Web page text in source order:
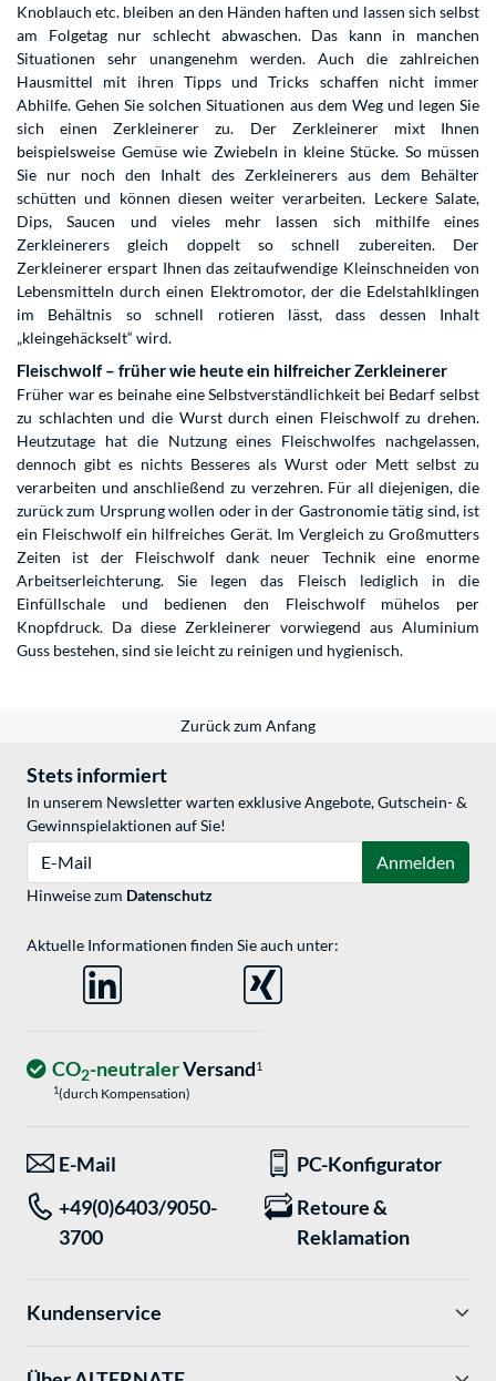
Knoblauch etc. bleiben an den Händen haften und lassen sich selbst
am Folgetag nur schlecht abwaschen. Das kann in manchen
Situationen sehr unangenehm werden. Auch die zahlreichen
Hausmittel mit ihren Tipps und Tricks schaffen nicht immer
Abhilfe. Gehen Sie solchen Situationen aus dem Weg und legen Sie
sich einen Zerkleinerer zu. Der Zerkleinerer mixt Ihnen
beispielsweise Gemüse wie Zwiebeln in kleine Stücke. So müssen
Sie nur noch den Inhalt des Zerkleinerers aus dem Behälter
schütten und können diesen weiter verarbeiten. Leckere Salate,
Dips, Saucen und vieles mehr lassen sich mithilfe eines
Zerkleinerers gleich doppelt so schnell zubereiten. Der
Zerkleinerer erspart Ihnen das zeitaufwendige Kleinschneiden von
Lebensmitteln durch einen Elektromotor, der die Edelstahlklingen
im Behältnis so schnell rotieren lässt, dass dessen Inhalt
„kleingehäckselt“ wird.
Fleischwolf – früher wie heute ein hilfreicher Zerkleinerer
Früher war es beinahe eine Selbstverständlichkeit bei Bedarf selbst
zu schlachten und die Wurst durch einen Fleischwolf zu drehen.
Heutzutage hat die Nutzung eines Fleischwolfes nachgelassen,
dennoch gibt es nichts Besseres als Wurst oder Mett selbst zu
verarbeiten und anschließend zu verzehren. Für all diejenigen, die
zurück zum Ursprung wollen oder in der Gastronomie tätig sind, ist
ein Fleischwolf ein hilfreiches Gerät. Im Vergleich zu Großmutters
Zeiten ist der Fleischwolf dank neuer Technik eine enorme
Arbeitserleichterung. Sie legen das Fleisch lediglich in die
Einfüllschale und bedienen den Fleischwolf mühelos per
Knopfdruck. Da diese Zerkleinerer vorwiegend aus Aluminium
Guss bestehen, sind sie leicht zu reinigen und hygienisch.
Zurück zum Anfang
Stets informiert
In unserem Newsletter warten exklusive Angebote, Gutschein- &
Gewinnspielaktionen auf Sie!
Anmelden
Hinweise zum Datenschutz
Aktuelle Informationen finden Sie auch unter:
CO2-neutralerVersand1
1(durch Kompensation)
E-Mail
PC-Konfigurator
+49(0)6403/9050-
3700
Retoure &
Reklamation
Kundenservice